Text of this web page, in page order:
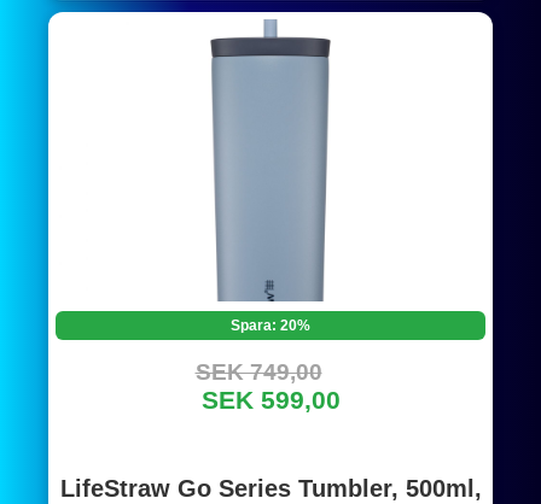
Spara: 20%
SEK 749,00
SEK 599,00
LifeStraw Go Series Tumbler, 500ml,